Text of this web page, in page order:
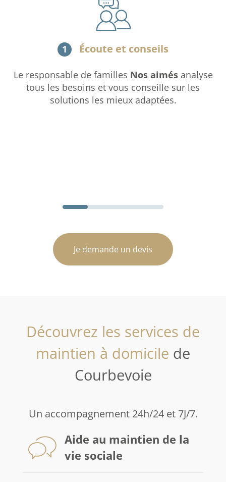
1 Écoute et conseils
Le responsable de familles Nos aimésanalyse
tous les besoins et vous conseille sur les
solutions les mieux adaptées.
Je demande un devis
Découvrez les services de
maintien à domicile de
Courbevoie
Un accompagnement 24h/24 et 7J/7.
Aide au maintien de la
vie sociale